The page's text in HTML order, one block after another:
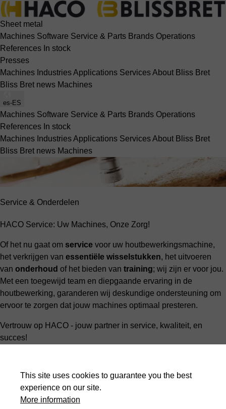
Sheet metal
Machines Software Service & Parts Brands Operations
References In stock
Presses
Machines IndustriesApplications ServicesAbout Bliss Bret
Bliss Bret news Machines
es-ES
Machines Software Service & Parts Brands Operations
References In stock
Machines IndustriesApplications ServicesAbout Bliss Bret
Bliss Bret news Machines
Service & Onderdelen
HACO Service: Uw Machines, Onze Zorg!
Of het nu gaat om service voor uw houtbewerkingsmachine,
het verkrijgen van essentiële wisselstukken, het uitvoeren
van onderhoud of het bieden van training; wij zijn er voor jou.
Met een toegewijd team en diepgaande ervaring in de
houtbewerking, garanderen wij deskundige ondersteuning om
ervoor te zorgen dat jouw machines optimaal presteren.
Vertrouw op HACO - jouw partner in service, kwaliteit, en
succes!
This site uses cookies to guarantee you the best
experience on our site.
More information